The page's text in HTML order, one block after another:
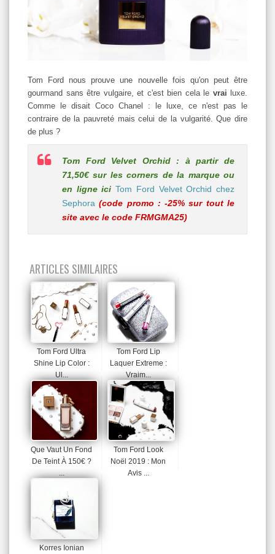
Tom Ford nous prouve une nouvelle fois qu'on peut être
gourmand sans être vulgaire, et c'est bien cela le vrai luxe.
Comme le disait Coco Chanel : le luxe, ce n'est pas le
contraire de la pauvreté mais celui de la vulgarité. Que dire
de plus ?
Tom Ford Velvet Orchid : à partir de
71,50€ sur les corners de la marque ou
en ligne iciTom Ford Velvet Orchid chez
Sephora (code promo : -25% sur tout le
site avec le code FRMGMA25)
ARTICLES SIMILAIRES
Tom Ford Ultra
Shine Lip Color :
Ul...
Tom Ford Lip
Laquer Extreme :
Vraim...
Que Vaut Un Fond
De Teint À 150€ ?
...
Tom Ford Look
Noël 2019 : Mon
Avis ...
Korres Ionian